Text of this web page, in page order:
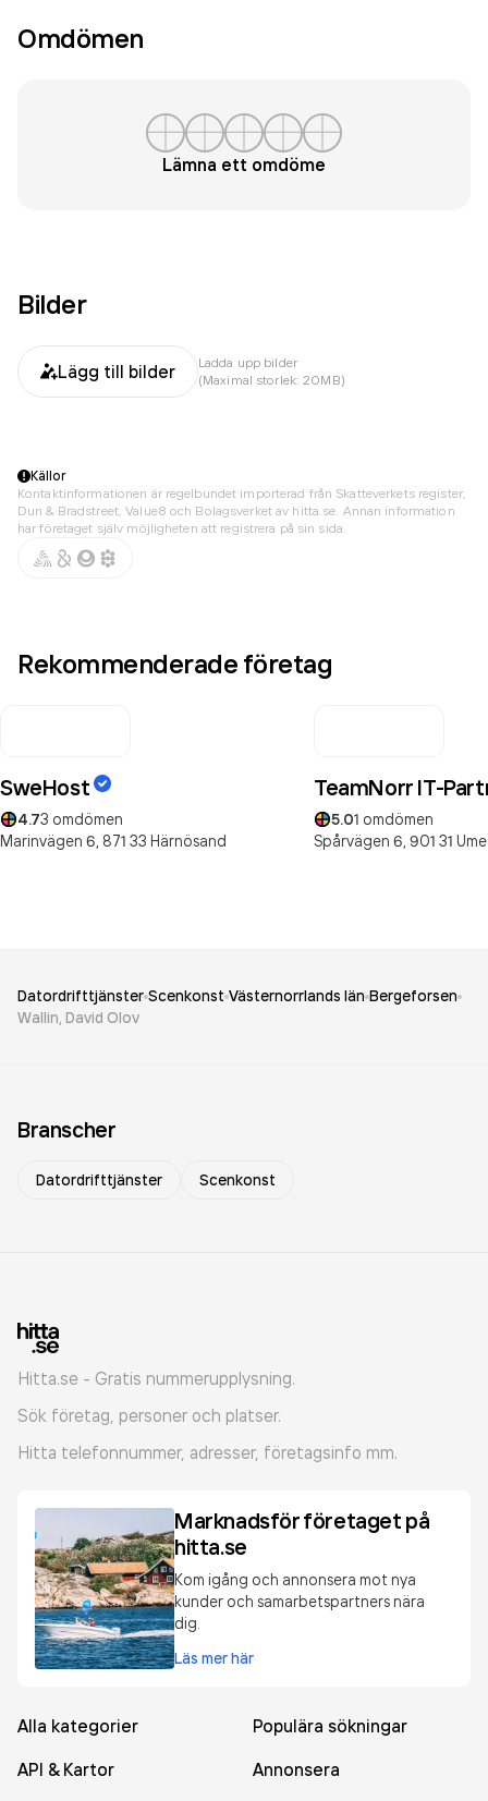
Omdömen
Lämna ett omdöme
Bilder
Lägg till bilder
Ladda upp bilder
(Maximal storlek: 20MB)
Källor
Kontaktinformationen är regelbundet importerad från Skatteverkets register,
Dun & Bradstreet, Value8 och Bolagsverket av hitta.se. Annan information
har företaget själv möjligheten att registrera på sin sida.
Rekommenderade företag
SweHost
4.73 omdömen
Marinvägen 6, 871 33 Härnösand
TeamNorr IT-
5.01 omdömen
Spårvägen 6, 901 31
Datordrifttjänster Scenkonst Västernorrlands län Bergeforsen
Wallin, David Olov
Branscher
Datordrifttjänster Scenkonst
Hitta.se - Gratis nummerupplysning.
Sök företag, personer och platser.
Hitta telefonnummer, adresser, företagsinfo mm.
Marknadsför företaget på
hitta.se
Kom igång och annonsera mot nya
kunder och samarbetspartners nära
dig.
Läs mer här
Alla kategorier
Populära sökningar
API & Kartor
Annonsera